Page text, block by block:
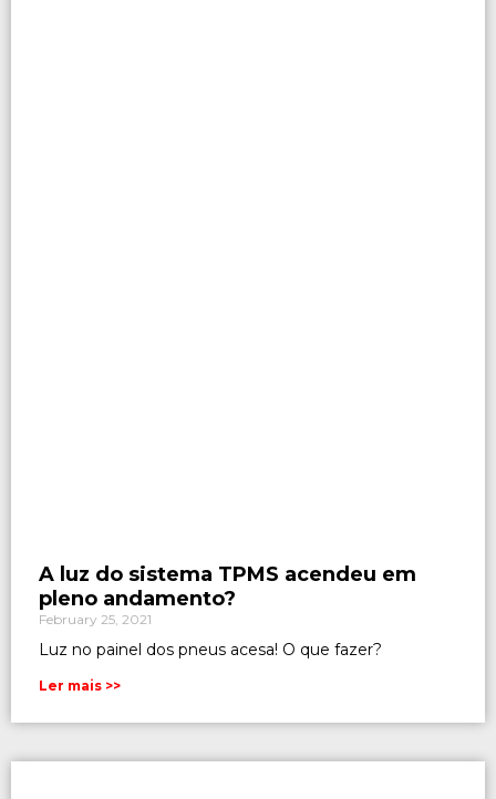
A luz do sistema TPMS acendeu em
pleno andamento?
February 25, 2021
Luz no painel dos pneus acesa! O que fazer?
Ler mais >>